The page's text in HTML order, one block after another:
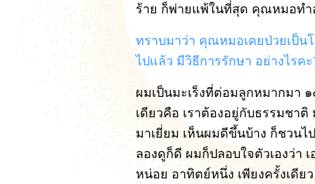
ร้าย ก็พ่ายแพ้ในที่สุด คุณหมอทำ
ทราบมาว่า คุณหมอเคยป่วยเป็น
ไปแล้ว มีวิธีการรักษา อย่างไรคะ
ผมเป็นมะเร็งที่ต่อมลูกหมากมา
เดียวคือ เราต้องอยู่กับธรรมชา
มาเยี่ยม เห็นผมดีขึ้นบ้าง ก็ชวนไ
ลองดูก็ดี ผมก็ปลอบใจตัวเองว่า
หน่อย อาทิตย์หนึ่ง เพียงครั้งเดีย